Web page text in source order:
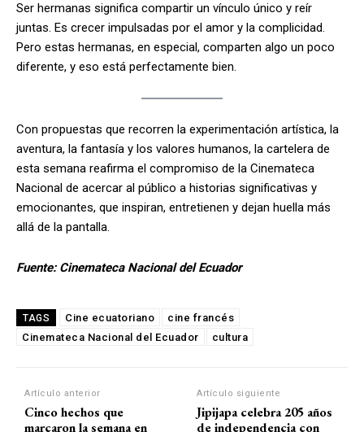
Ser hermanas significa compartir un vínculo único y reír
juntas. Es crecer impulsadas por el amor y la complicidad.
Pero estas hermanas, en especial, comparten algo un poco
diferente, y eso está perfectamente bien.
Con propuestas que recorren la experimentación artística, la
aventura, la fantasía y los valores humanos, la cartelera de
esta semana reafirma el compromiso de la Cinemateca
Nacional de acercar al público a historias significativas y
emocionantes, que inspiran, entretienen y dejan huella más
allá de la pantalla.
Fuente: Cinemateca Nacional del Ecuador
TAGS Cine ecuatoriano
cine francés
Cinemateca Nacional del Ecuador
cultura
Artículo anterior
Cinco hechos que
marcaron la semana en
Artículo siguiente
Jipijapa celebra 205 años
de independencia con